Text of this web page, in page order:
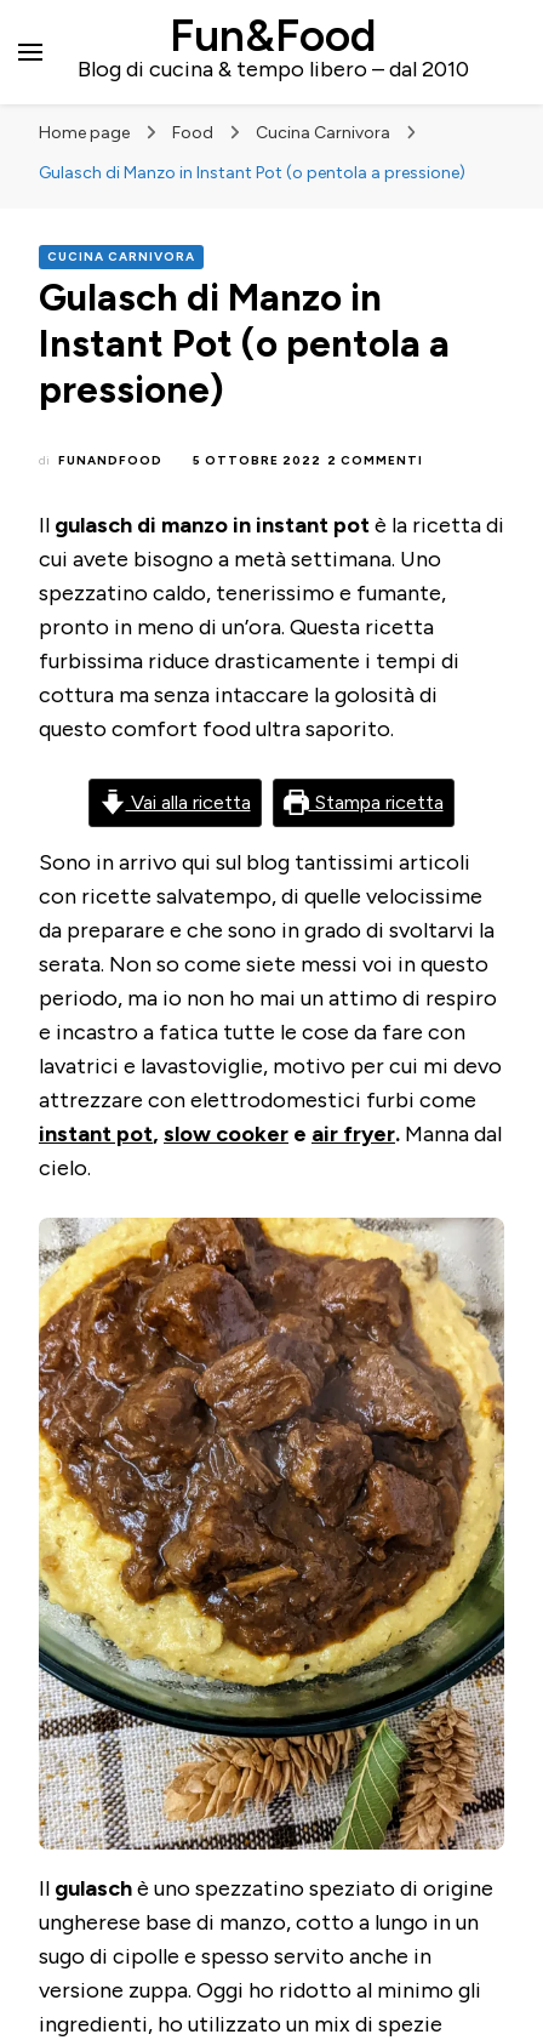
Fun&Food
Blog di cucina & tempo libero – dal 2010
Home page Food
Cucina Carnivora
Gulasch di Manzo in Instant Pot (o pentola a pressione)
CUCINA CARNIVORA
Gulasch di Manzo in
Instant Pot (o pentola a
pressione)
di FUNANDFOOD 5 OTTOBRE 2022 2 COMMENTI
MANZO
INSTANT
POT
PENTOLA
A
Il gulasch di manzo in instant potè la ricetta di
cui avete bisogno a metà settimana. Uno
spezzatino caldo, tenerissimo e fumante,
pronto in meno di un’ora. Questa ricetta
furbissima riduce drasticamente i tempi di
cottura ma senza intaccare la golosità di
questo comfort food ultra saporito.
Vai alla ricetta Stampa ricetta
Sono in arrivo qui sul blog tantissimi articoli
con ricette salvatempo, di quelle velocissime
da preparare e che sono in grado di svoltarvi la
serata. Non so come siete messi voi in questo
periodo, ma io non ho mai un attimo di respiro
e incastro a fatica tutte le cose da fare con
lavatrici e lavastoviglie, motivo per cui mi devo
attrezzare con elettrodomestici furbi come
instant pot, slow cooker e air fryer. Manna dal
cielo.
Il gulaschè uno spezzatino speziato di origine
ungherese base di manzo, cotto a lungo in un
sugo di cipolle e spesso servito anche in
versione zuppa. Oggi ho ridotto al minimo gli
ingredienti, ho utilizzato un mix di spezie